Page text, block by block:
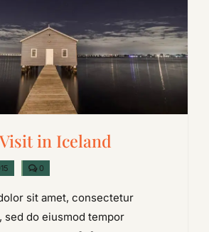
in Iceland
0comments
on
to
in
sit amet, consectetur
sed do eiusmod tempor